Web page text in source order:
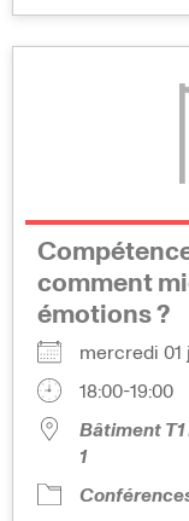
comment
émotions ?
mercredi
18:00-19:00
Bâtiment
1